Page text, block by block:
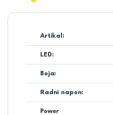
Artikal:
LED:
Boja:
Radni napon:
Power